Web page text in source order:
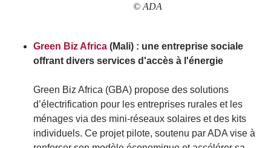
© ADA
Green Biz Africa (Mali) : une entreprise sociale
offrant divers services d'accès à l'énergie
Green Biz Africa (GBA) propose des solutions
d’électrification pour les entreprises rurales et les
ménages via des mini-réseaux solaires et des kits
individuels. Ce projet pilote, soutenu par ADA vise à